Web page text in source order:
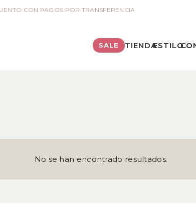
CON PAGOS POR TRANSFERENCIA
SALE TIENDAESTILO
No se han encontrado resultados.